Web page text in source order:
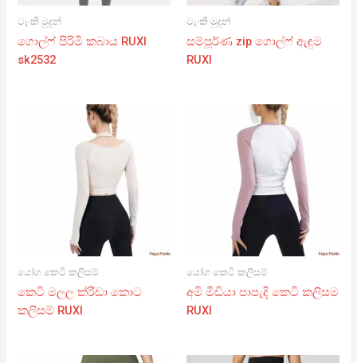
ටැංකි මුදුන්
ගොල්ෆ් පිරිමි කබාය RUXI
sk2532
ටැංකි මුදුන්
සම්පූර්ණ zip ගොල්ෆ් ඇඳුම
RUXI
යෝග කෙටි කලිසම්
කෙටි මලල ක්රීඩා කොට
කලිසම් RUXI
යෝග කෙටි කලිසම්
අමි මීඩියා පාපැදි කෙටි කලිසම
RUXI